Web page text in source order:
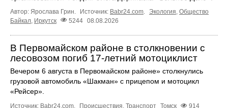
Автор: Ярослава Грин. Источник: Babr24.com. Экология, Общество
Байкал Иркутск 5244 08.08.2026
В Первомайском районе в столкновении с
лесовозом погиб 17-летний мотоциклист
Вечером 6 августа в Первомайском районе» столкнулись
грузовой автомобиль «Шакман» с прицепом и мотоцикл
«Рейсер».
Источник: Babr24.com Происшествия Транспорт Томск 914